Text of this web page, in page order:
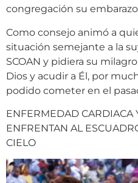
congregación su
Como consejo animó a
situación semejante a la
SCOAN y pidiera su
Dios y acudir a Él, por
podido cometer en el
ENFERMEDAD CARDIACA
ENFRENTAN AL
CIELO